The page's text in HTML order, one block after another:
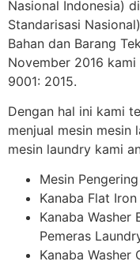
Nasional Indonesia)
Standarisasi
Bahan dan Barang
November 2016
9001: 2015.
Dengan hal ini kami
menjual mesin
mesin laundry kami
Mesin
Kanaba Flat
Kanaba
Pemeras
Kanaba Washer